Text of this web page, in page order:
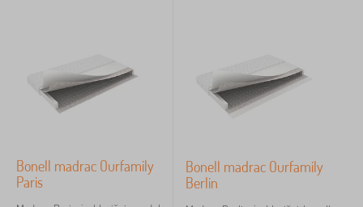
Bonell madrac Ourfamily
Paris
Bonell madrac Ourfamily
Berlin